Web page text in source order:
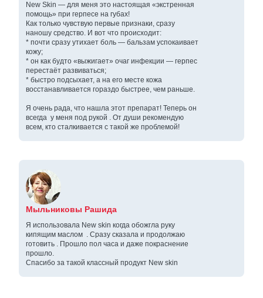
New Skin — для меня это настоящая «экстренная
помощь» при герпесе на губах!
Как только чувствую первые признаки, сразу
наношу средство. И вот что происходит:
* почти сразу утихает боль — бальзам успокаивает
кожу;
* он как будто «выжигает» очаг инфекции — герпес
перестаёт развиваться;
* быстро подсыхает, а на его месте кожа
восстанавливается гораздо быстрее, чем раньше.
Я очень рада, что нашла этот препарат! Теперь он
всегда у меня под рукой . От души рекомендую
всем, кто сталкивается с такой же проблемой!
Мыльниковы Рашида
Я использовала New skin когда обожгла руку
кипящим маслом . Сразу сказала и продолжаю
готовить . Прошло пол часа и даже покраснение
прошло.
Спасибо за такой классный продукт New skin